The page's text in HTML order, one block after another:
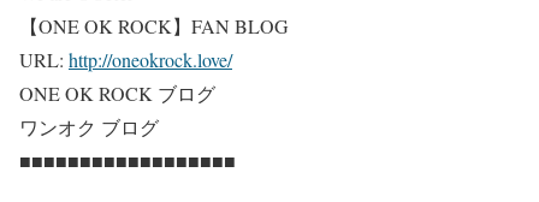
【ONE OK ROCK】FAN BLOG
URL: http://oneokrock.love/
ONE OK ROCK ブログ
ワンオク ブログ
■■■■■■■■■■■■■■■■■■